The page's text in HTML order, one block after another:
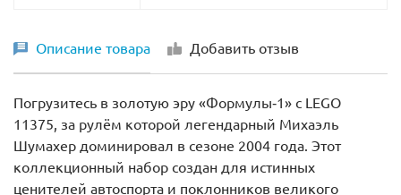
Описание товара Добавить отзыв
Погрузитесь в золотую эру «Формулы‑1» с LEGO
11375, за рулём которой легендарный Михаэль
Шумахер доминировал в сезоне 2004 года. Этот
коллекционный набор создан для истинных
ценителей автоспорта и поклонников великого